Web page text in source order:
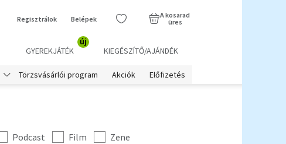
Regisztrálok Belépek
A kosarad
üres
GYEREKJÁTÉK
új
KIEGÉSZÍTŐ/AJÁNDÉK
Törzsvásárlói program Akciók Előfizetés
Podcast Film
Zene